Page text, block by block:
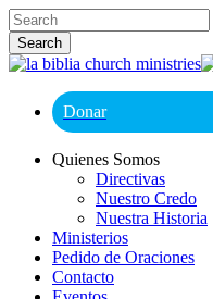
Skip
to
main
content
Search
Close
Donar
Menu
Quienes Somos
Directivas
Nuestro Credo
Nuestra Historia
Ministerios
Pedido de Oraciones
Contacto